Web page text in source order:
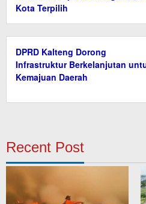
Kota Terpilih
DPRD Kalteng Dorong
Infrastruktur Berkelanjutan
Kemajuan Daerah
Recent Post